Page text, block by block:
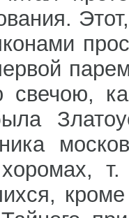
свечою,